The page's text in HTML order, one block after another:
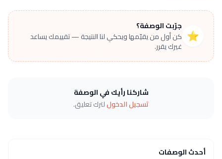
⭐
جرّبت الوصفة؟
كن أول من يقيّمها ويحكي لنا النتيجة — تقييمك يساعد
غيرك يقرر.
شاركنا رأيك في الوصفة
تسجيل الدخوللترك تعليق.
أحدث الوصفات